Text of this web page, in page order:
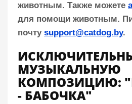
животным. Также можете
для помощи животным.
почту support@catdog.by.
МУЗЫКАЛЬНУЮ
КОМПОЗИЦИЮ:
- БАБОЧКА"